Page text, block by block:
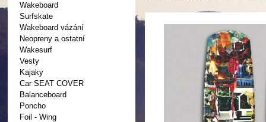
Wakeboard
Surfskate
Wakeboard vázání
Neopreny a ostatní
Wakesurf
Vesty
Kajaky
Car SEAT COVER
Balanceboard
Poncho
Foil - Wing